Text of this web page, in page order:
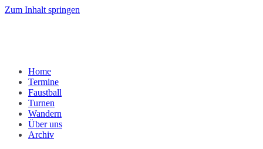
Zum Inhalt springen
Home
Termine
Faustball
Turnen
Wandern
Über uns
Archiv